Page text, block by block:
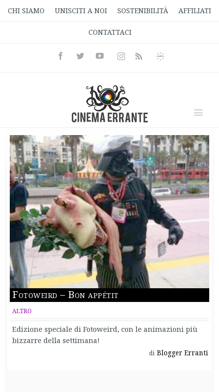
CHI SIAMO UNISCITI A NOI SOSTENIBILITÀ AFFILIATI
CONTATTACI
FacebookTwitterYoutubeInstagramRss
Informativa
Fotoweird – Bon appétit
ALTRO
Edizione speciale di Fotoweird, con le animazioni più
bizzarre della settimana!
di Blogger Erranti